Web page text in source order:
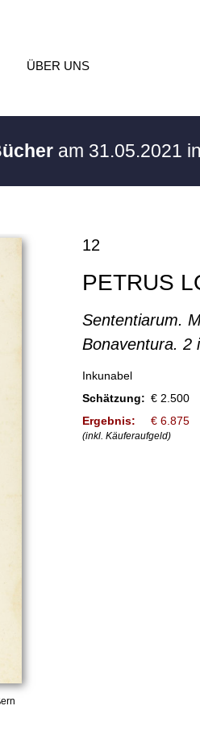
ÜBER UNS
am 31.05.2021
12
PETRUS
Sententiarum.
Bonaventura. 2
Inkunabel
Schätzung: € 2.500
Ergebnis:
€ 6.875
(inkl. Käuferaufgeld)